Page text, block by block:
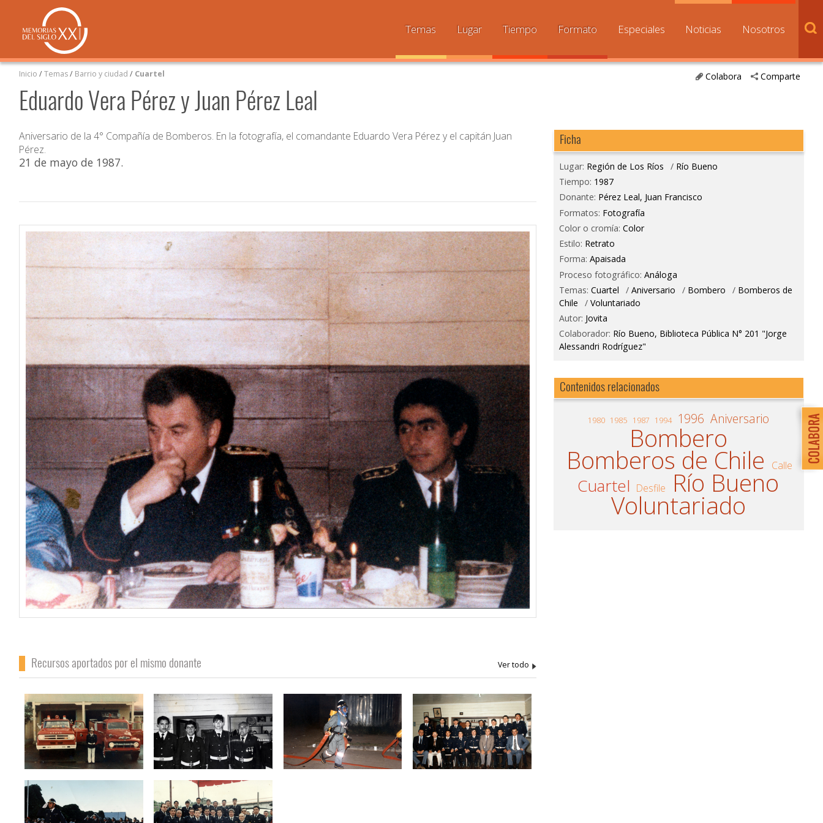
Temas Lugar Tiempo Formato Especiales Noticias Nosotros
Comparte
Colabora
Inicio /Temas/ Barrio y ciudad / Cuartel
Eduardo Vera Pérez y Juan Pérez Leal
Aniversario de la 4° Compañía de Bomberos. En la fotografía, el comandante Eduardo Vera Pérez y el capitán Juan
Pérez.
21 de mayo de 1987.
Recursos aportados por el mismo donante
Ficha
Lugar: Región de Los Ríos / Río Bueno
Tiempo: 1987
Donante: Pérez Leal, Juan Francisco
Formatos: Fotografía
Color o cromía: Color
Estilo: Retrato
Forma: Apaisada
Proceso fotográfico: Análoga
Temas: Cuartel / Aniversario / Bombero / Bomberos de
Chile
/ Voluntariado
Autor: Jovita
Colaborador: Río Bueno, Biblioteca Pública N° 201 "Jorge
Alessandri Rodríguez"
Contenidos relacionados
1980 1985 1987 1994 1996 Aniversario
Bombero
Bomberos de Chile Calle
Cuartel Desfile Río Bueno
Voluntariado